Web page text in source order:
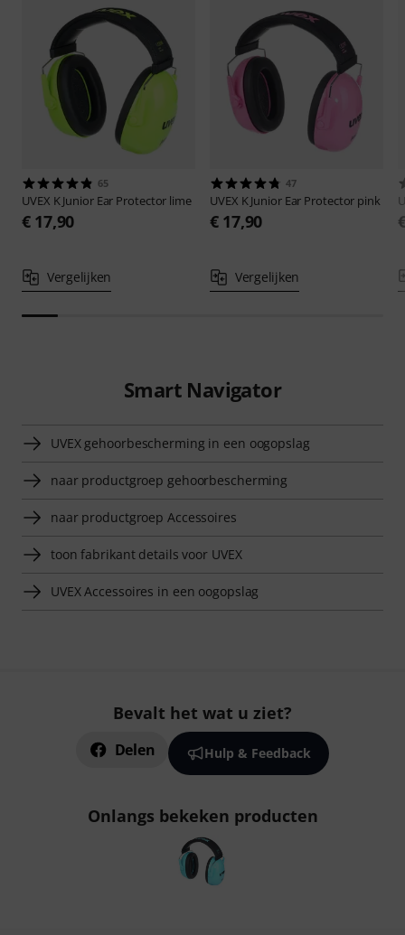
65
UVEX K Junior Ear Protector lime
€ 17,90
Vergelijken
47
UVEX K Junior Ear Protector pink
€ 17,90
Vergelijken
Smart Navigator
UVEX gehoorbescherming in een oogopslag
naar productgroep gehoorbescherming
naar productgroep Accessoires
toon fabrikant details voor UVEX
UVEX Accessoires in een oogopslag
Bevalt het wat u ziet?
Delen Hulp & Feedback
Onlangs bekeken producten